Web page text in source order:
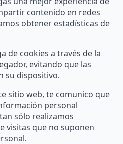
contenido en redes
obtener estadísticas de
de cookies a través de la
evitando que las
su dispositivo.
sitio web, te comunico que
personal
sólo realizamos
visitas que no suponen